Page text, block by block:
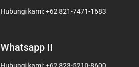
Hubungi kami: +62 821-7471-1683
Whatsapp II